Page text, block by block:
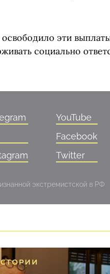
эти
социально
YouTube
Facebook
Twitter
экстремистской в РФ